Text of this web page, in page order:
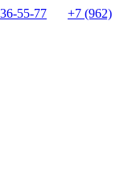
55-77
+7 (962)